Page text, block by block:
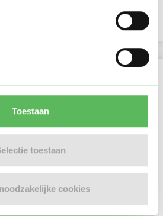
Toestaan
toestaan
cookies